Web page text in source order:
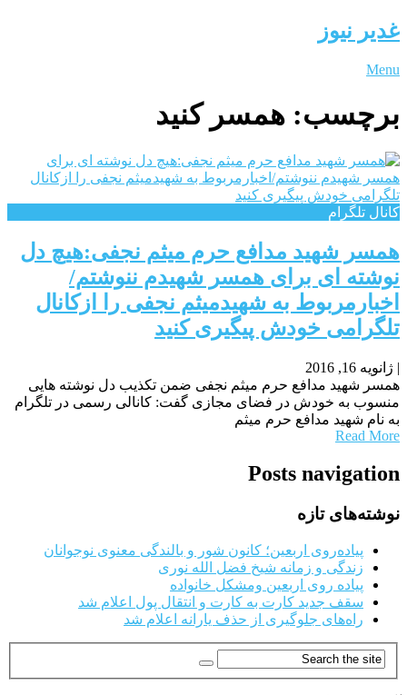
غدیر نیوز
Menu
برچسب: همسر کنید
کانال تلگرام
همسر شهید مدافع حرم میثم نجفی:هیچ دل
نوشته ای برای همسر شهیدم ننوشتم/
اخبارمربوط به شهیدمیثم نجفی را ازکانال
تلگرامی خودش پیگیری کنید
| ژانویه 16, 2016
همسر شهید مدافع حرم میثم نجفی ضمن تکذیب دل نوشته هایی
منسوب به خودش در فضای مجازی گفت: کانالی رسمی در تلگرام
به نام شهید مدافع حرم میثم
Read More
Posts navigation
نوشته‌های تازه
پیاده‌روی اربعین؛ کانون شور و بالندگی معنوی نوجوانان
زندگی و زمانه شیخ فضل الله نوری
پیاده روی اربعین ومشکل خانواده
سقف جدید کارت به کارت و انتقال پول اعلام شد
راه‌های جلوگیری از حذف یارانه اعلام شد